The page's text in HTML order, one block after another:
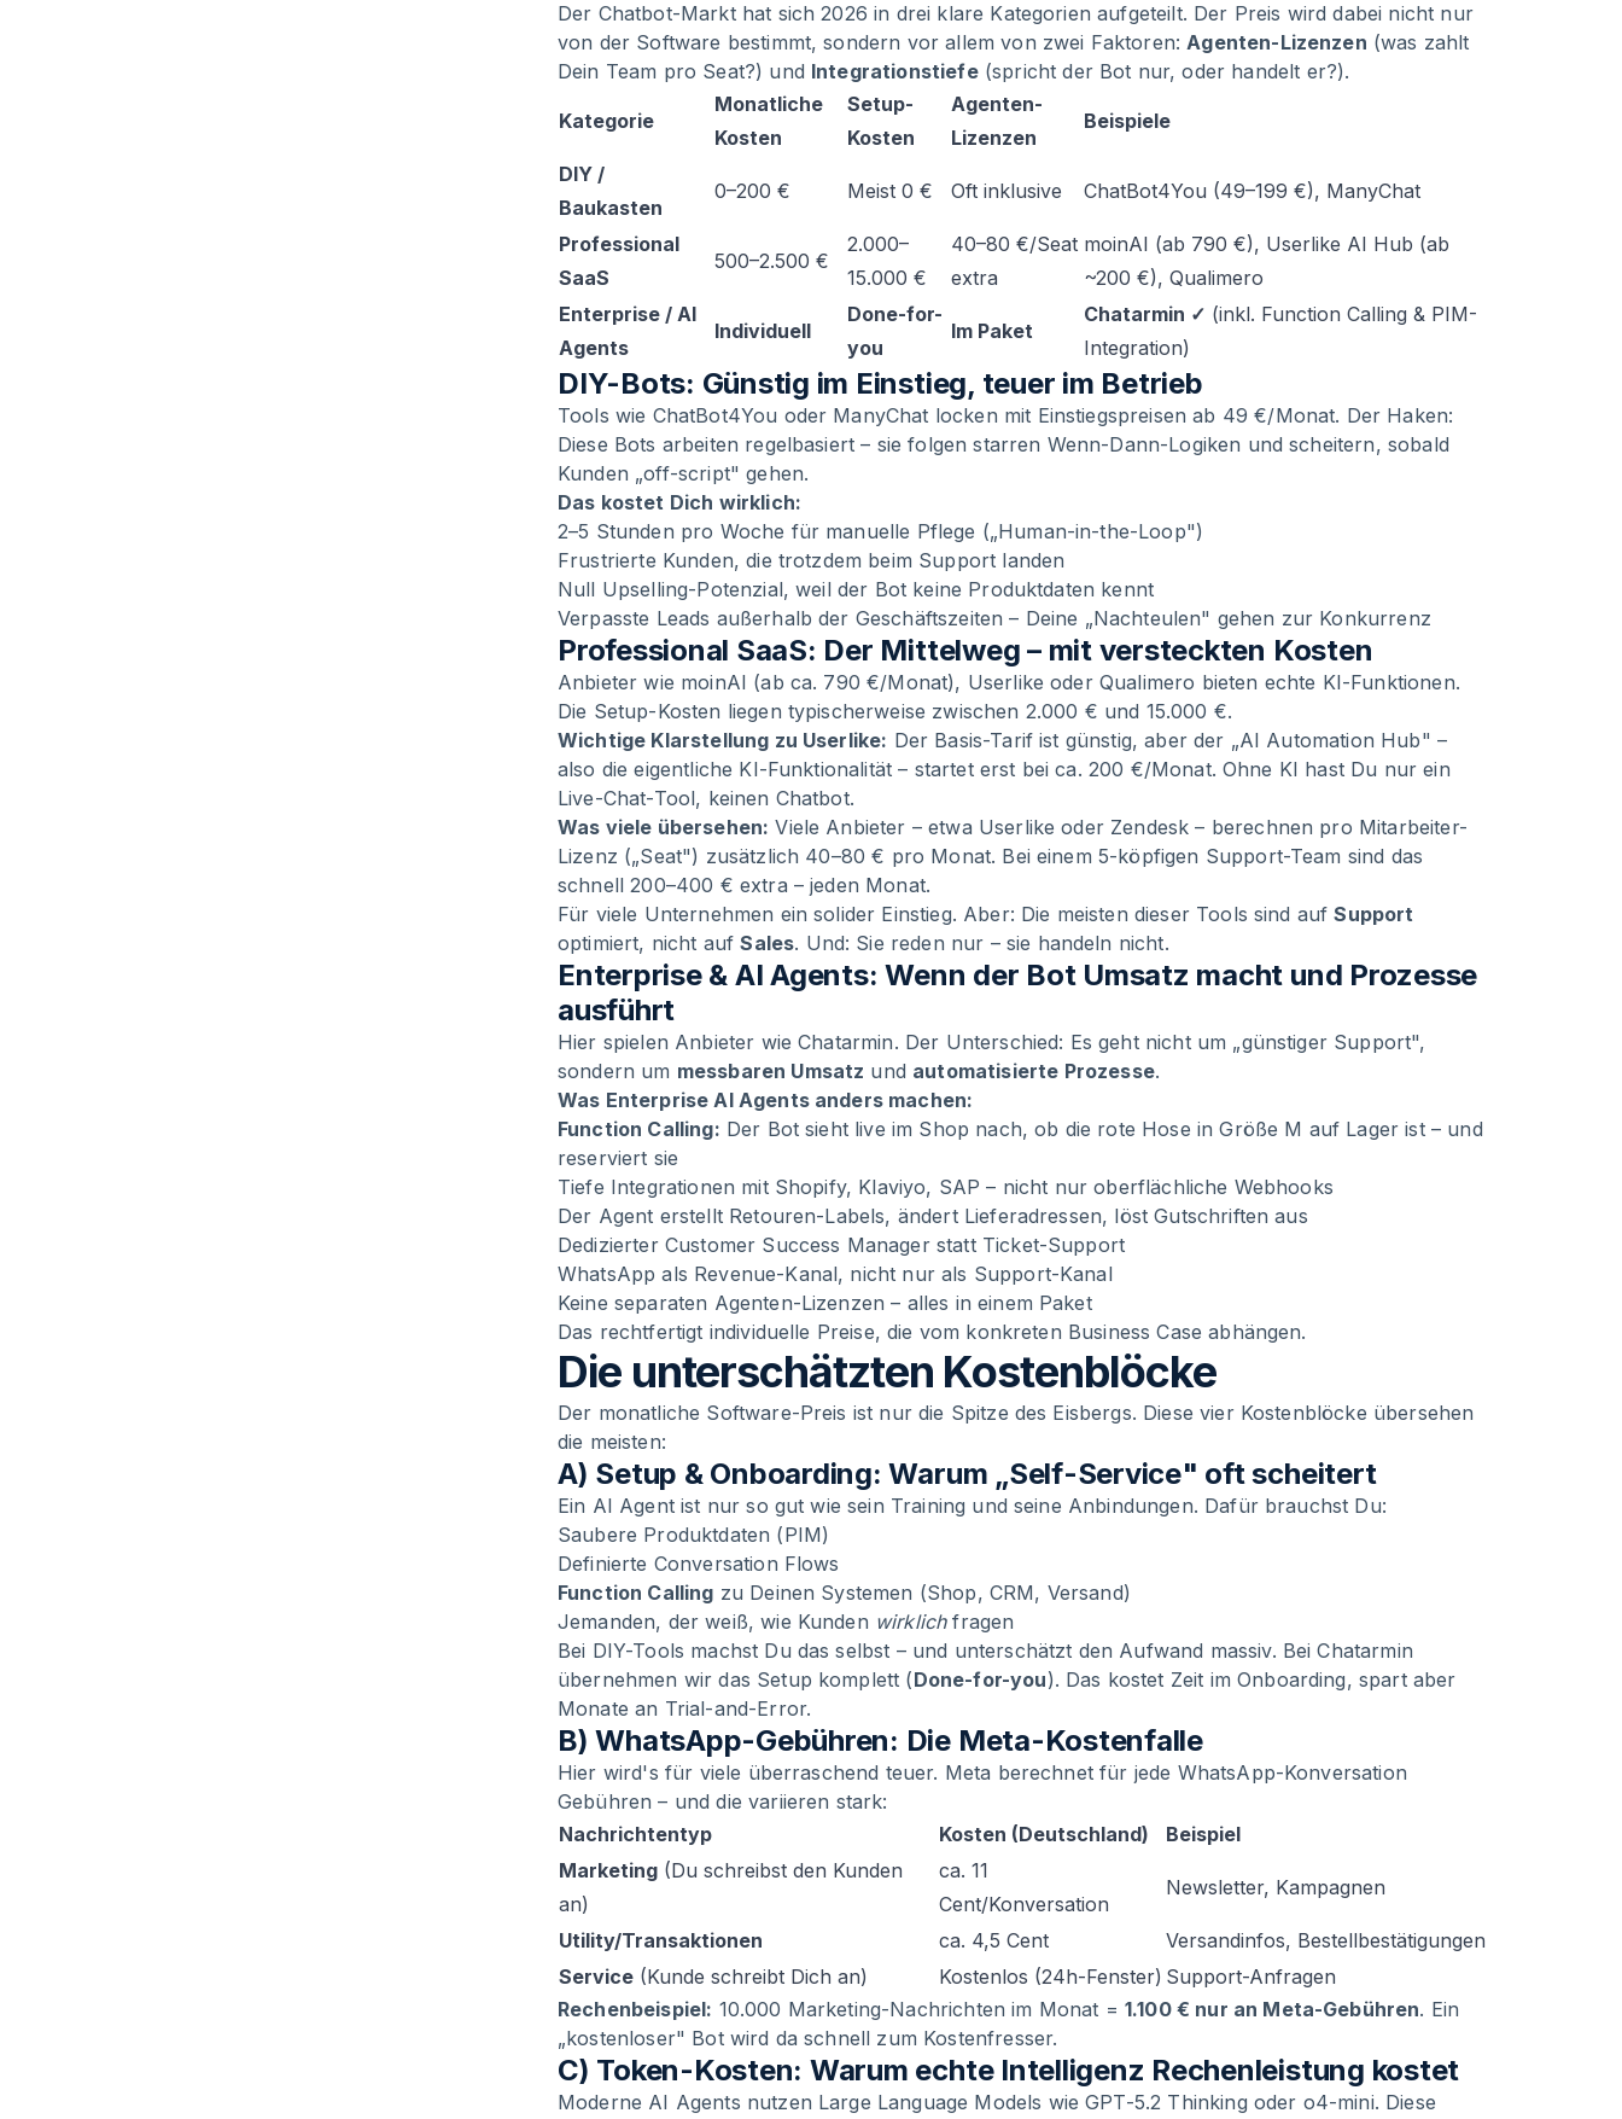
Der Chatbot-Markt hat sich 2026 in drei klare Kategorien aufgeteilt. Der Preis wird dabei nicht nur
von der Software bestimmt, sondern vor allem von zwei Faktoren:Agenten-Lizenzen (was zahlt
Dein Team pro Seat?) und Integrationstiefe(spricht der Bot nur, oder handelt er?).
Kategorie
Monatliche
Kosten
Setup-
Kosten
Agenten-
Lizenzen
Beispiele
DIY /
Baukasten
0–200 € Meist 0 € Oft inklusive ChatBot4You (49–199 €), ManyChat
Professional
SaaS
500–2.500 €
2.000–
15.000 €
40–80 €/Seat
extra
moinAI (ab 790 €), Userlike AI Hub (ab
~200 €), Qualimero
Enterprise / AI
Agents
Individuell
Done-for-
you
Im Paket
Chatarmin ✓ (inkl. Function Calling & PIM-
Integration)
DIY-Bots: Günstig im Einstieg, teuer im Betrieb
Tools wie ChatBot4You oder ManyChat locken mit Einstiegspreisen ab 49 €/Monat. Der Haken:
Diese Bots arbeiten regelbasiert – sie folgen starren Wenn-Dann-Logiken und scheitern, sobald
Kunden „off-script" gehen.
Das kostet Dich wirklich:
2–5 Stunden pro Woche für manuelle Pflege („Human-in-the-Loop")
Frustrierte Kunden, die trotzdem beim Support landen
Null Upselling-Potenzial, weil der Bot keine Produktdaten kennt
Verpasste Leads außerhalb der Geschäftszeiten – Deine „Nachteulen" gehen zur Konkurrenz
Professional SaaS: Der Mittelweg – mit versteckten Kosten
Anbieter wie moinAI (ab ca. 790 €/Monat), Userlike oder Qualimero bieten echte KI-Funktionen.
Die Setup-Kosten liegen typischerweise zwischen 2.000 € und 15.000 €.
Wichtige Klarstellung zu Userlike: Der Basis-Tarif ist günstig, aber der „AI Automation Hub" –
also die eigentliche KI-Funktionalität – startet erst bei ca. 200 €/Monat. Ohne KI hast Du nur ein
Live-Chat-Tool, keinen Chatbot.
Was viele übersehen: Viele Anbieter – etwa Userlike oder Zendesk – berechnen pro Mitarbeiter-
Lizenz („Seat") zusätzlich 40–80 € pro Monat. Bei einem 5-köpfigen Support-Team sind das
schnell 200–400 € extra – jeden Monat.
Für viele Unternehmen ein solider Einstieg. Aber: Die meisten dieser Tools sind aufSupport
optimiert, nicht aufSales. Und: Sie reden nur – sie handeln nicht.
Enterprise & AI Agents: Wenn der Bot Umsatz macht und Prozesse
ausführt
Hier spielen Anbieter wie Chatarmin. Der Unterschied: Es geht nicht um „günstiger Support",
sondern um messbaren Umsatz und automatisierte Prozesse.
Was Enterprise AI Agents anders machen:
Function Calling: Der Bot sieht live im Shop nach, ob die rote Hose in Größe M auf Lager ist – und
reserviert sie
Tiefe Integrationen mit Shopify, Klaviyo, SAP – nicht nur oberflächliche Webhooks
Der Agent erstellt Retouren-Labels, ändert Lieferadressen, löst Gutschriften aus
Dedizierter Customer Success Manager statt Ticket-Support
WhatsApp als Revenue-Kanal, nicht nur als Support-Kanal
Keine separaten Agenten-Lizenzen – alles in einem Paket
Das rechtfertigt individuelle Preise, die vom konkreten Business Case abhängen.
Die unterschätzten Kostenblöcke
Der monatliche Software-Preis ist nur die Spitze des Eisbergs. Diese vier Kostenblöcke übersehen
die meisten:
A) Setup & Onboarding: Warum „Self-Service" oft scheitert
Ein AI Agent ist nur so gut wie sein Training und seine Anbindungen. Dafür brauchst Du:
Saubere Produktdaten (PIM)
Definierte Conversation Flows
Function Calling zu Deinen Systemen (Shop, CRM, Versand)
Jemanden, der weiß, wie Kunden wirklichfragen
Bei DIY-Tools machst Du das selbst – und unterschätzt den Aufwand massiv. Bei Chatarmin
übernehmen wir das Setup komplett (Done-for-you). Das kostet Zeit im Onboarding, spart aber
Monate an Trial-and-Error.
B) WhatsApp-Gebühren: Die Meta-Kostenfalle
Hier wird's für viele überraschend teuer. Meta berechnet für jede WhatsApp-Konversation
Gebühren – und die variieren stark:
Nachrichtentyp
Kosten (Deutschland)
Beispiel
Marketing (Du schreibst den Kunden
an)
ca. 11
Cent/Konversation
Newsletter, Kampagnen
Utility/Transaktionen ca. 4,5 Cent
Versandinfos, Bestellbestätigungen
Service (Kunde schreibt Dich an) Kostenlos (24h-Fenster) Support-Anfragen
Rechenbeispiel: 10.000 Marketing-Nachrichten im Monat = 1.100 € nur an Meta-Gebühren. Ein
„kostenloser" Bot wird da schnell zum Kostenfresser.
C) Token-Kosten: Warum echte Intelligenz Rechenleistung kostet
Moderne AI Agents nutzen Large Language Models wie GPT-5.2 Thinking oder o4-mini. Diese